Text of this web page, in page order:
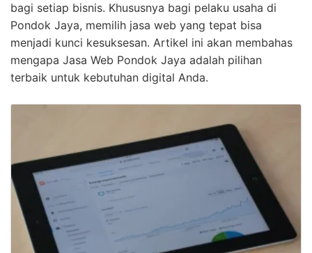
bagi setiap bisnis. Khususnya bagi pelaku usaha di
Pondok Jaya, memilih jasa web yang tepat bisa
menjadi kunci kesuksesan. Artikel ini akan membahas
mengapa Jasa Web Pondok Jaya adalah pilihan
terbaik untuk kebutuhan digital Anda.